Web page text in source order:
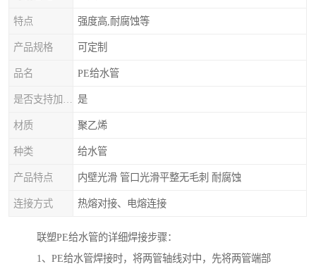
特点 强度高,耐腐蚀等
产品规格 可定制
品名 PE给水管
是
材质 聚乙烯
种类 给水管
产品特点 内壁光滑 管口光滑平整无毛刺 耐腐蚀
连接方式 热熔对接、电熔连接
联塑PE给水管的详细焊接步骤：
1、PE给水管焊接时，将两管轴线对中，先将两管端部